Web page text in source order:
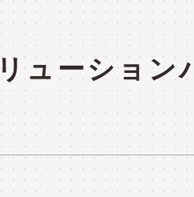
ーション